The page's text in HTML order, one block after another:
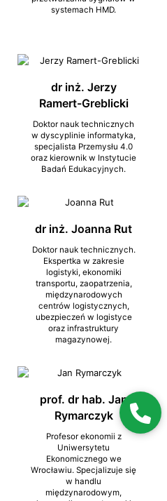
systemach HMD.
dr inż. Jerzy
Ramert-Greblicki
Doktor nauk technicznych
w dyscyplinie informatyka,
specjalista Przemysłu 4.0
oraz kierownik w Instytucie
Badań Edukacyjnych.
dr inż. Joanna Rut
Doktor nauk technicznych.
Ekspertka w zakresie
logistyki, ekonomiki
transportu, zaopatrzenia,
międzynarodowych
centrów logistycznych,
ubezpieczeń w logistyce
oraz infrastruktury
magazynowej.
prof. dr hab. Jan
Rymarczyk
Profesor ekonomii z
Uniwersytetu
Ekonomicznego we
Wrocławiu. Specjalizuje się
w handlu
międzynarodowym,